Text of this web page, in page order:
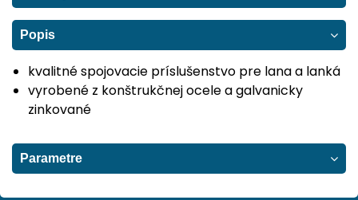
Popis
kvalitné spojovacie príslušenstvo pre lana a lanká
vyrobené z konštrukčnej ocele a galvanicky
zinkované
Parametre